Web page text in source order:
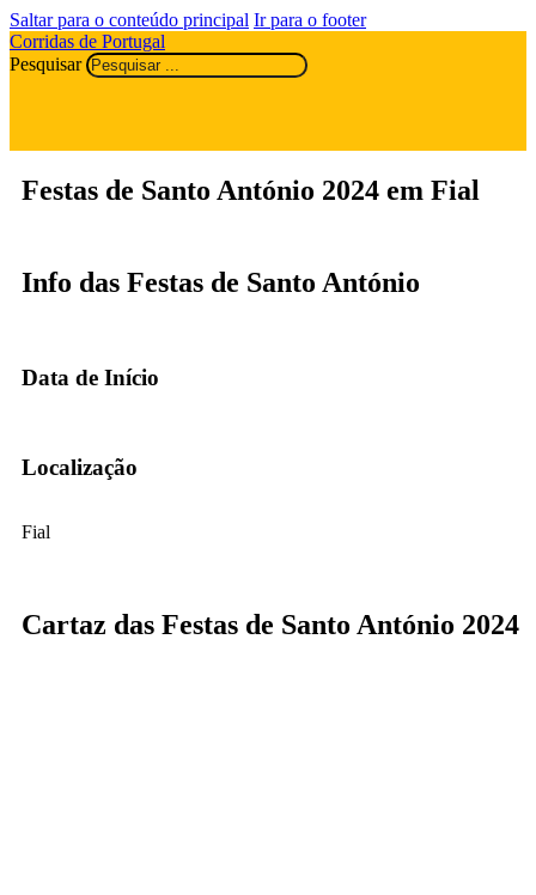
Saltar para o conteúdo principal Ir para o footer
Corridas de Portugal
Pesquisar
Festas de Santo António 2024 em Fial
Info das Festas de Santo António
Data de Início
Localização
Fial
Cartaz das Festas de Santo António 2024